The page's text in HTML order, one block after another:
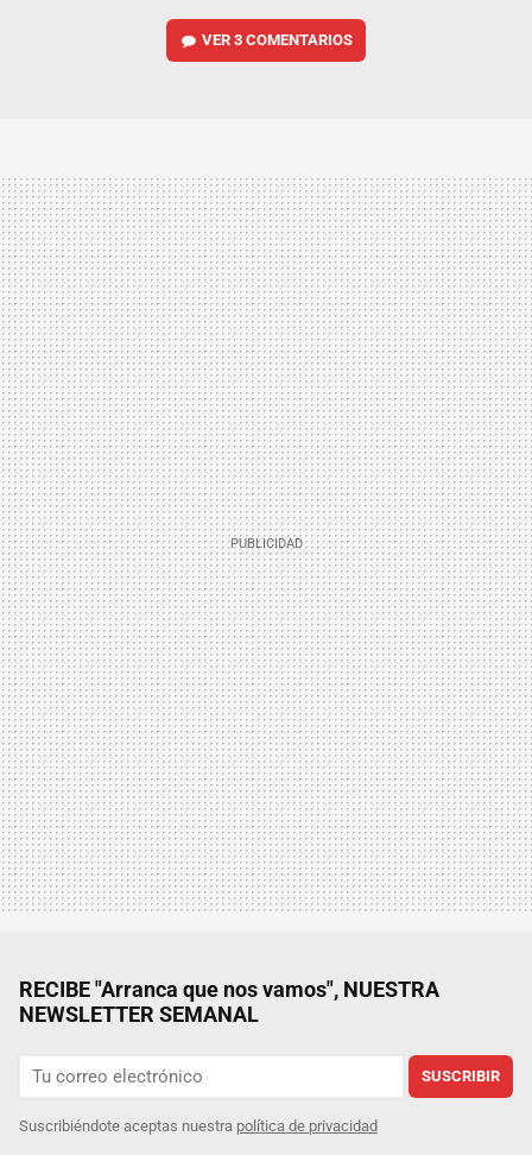
VER3 COMENTARIOS
RECIBE "Arranca que nos vamos", NUESTRA
NEWSLETTER SEMANAL
SUSCRIBIR
Suscribiéndote aceptas nuestra política de privacidad